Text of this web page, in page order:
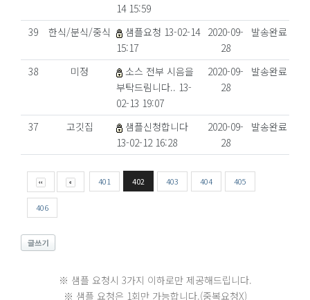
14 15:59
39 한식/분식/중식
샘플요청 13-02-14
15:17
2020-09-
28
발송완료
38 미정
소스 전부 시음을
부탁드림니다.. 13-
02-13 19:07
2020-09-
28
발송완료
37 고깃집
샘플신청합니다
13-02-12 16:28
2020-09-
28
발송완료
401 402 403 404 405
406
※ 샘플 요청시 3가지 이하로만 제공해드립니다.
※ 샘플 요청은 1회만 가능합니다.(중복요청X)